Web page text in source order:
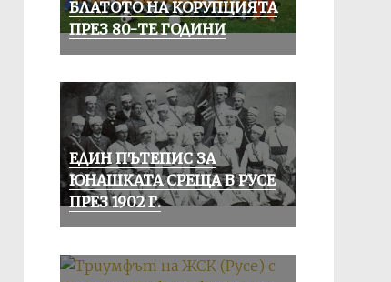
БЛАТОТО НА КОРУПЦИЯТА
ПРЕЗ 80-ТЕ ГОДИНИ
ЕДИН ПЪТЕПИС ЗА
ЮНАШКАТА СРЕЩА В РУСЕ
ПРЕЗ 1902 Г.